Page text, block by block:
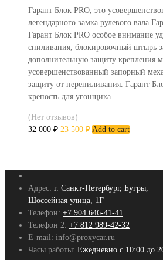
Гарант Блок PRO, это
легендарного замка рулевого вала
Гарант Блок PRO особое внимание
спиливания, блокировочный штырь
дополнительную защиту крепления
усовершенствованный запорный
защиту от перепиливания. Гарант
крепость для угонщика.
(Нет отзывов)
32 000₽ 23 500 ₽ Add to cart
Адрес: г. Санкт-Петербург, Бугры,
Шоссейная улица, 1Г
Телефон: +7 904 646-41-41
Телефон 2: +7 812 989-42-32
E-mail: info@proxycar.ru
Часы работы: Ежедневно с 10:00 до